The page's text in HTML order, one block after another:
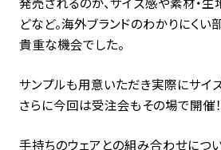
どなど。海外ブランドのわかりにく
貴重な機会でした。
サンプルも用意いただき実際にサイ
さらに今回は受注会もその場で開催！
手持ちのウェアとの組み合わせにつ